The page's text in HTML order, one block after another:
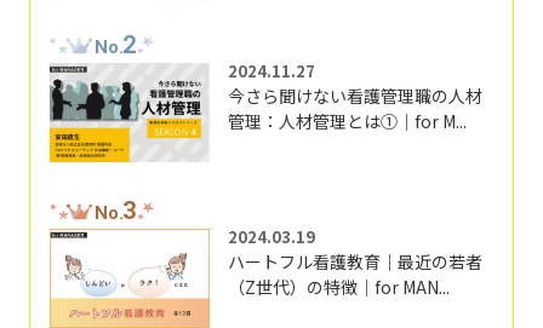
No.2
2024.11.27
今さら聞けない看護管理職の人材
管理：人材管理とは①｜for M...
No.3
2024.03.19
ハートフル看護教育｜最近の若者
（Z世代）の特徴｜for MAN...